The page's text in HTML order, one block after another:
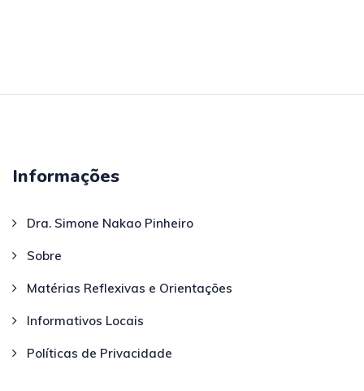
Informações
Dra. Simone Nakao Pinheiro
Sobre
Matérias Reflexivas e Orientações
Informativos Locais
Políticas de Privacidade